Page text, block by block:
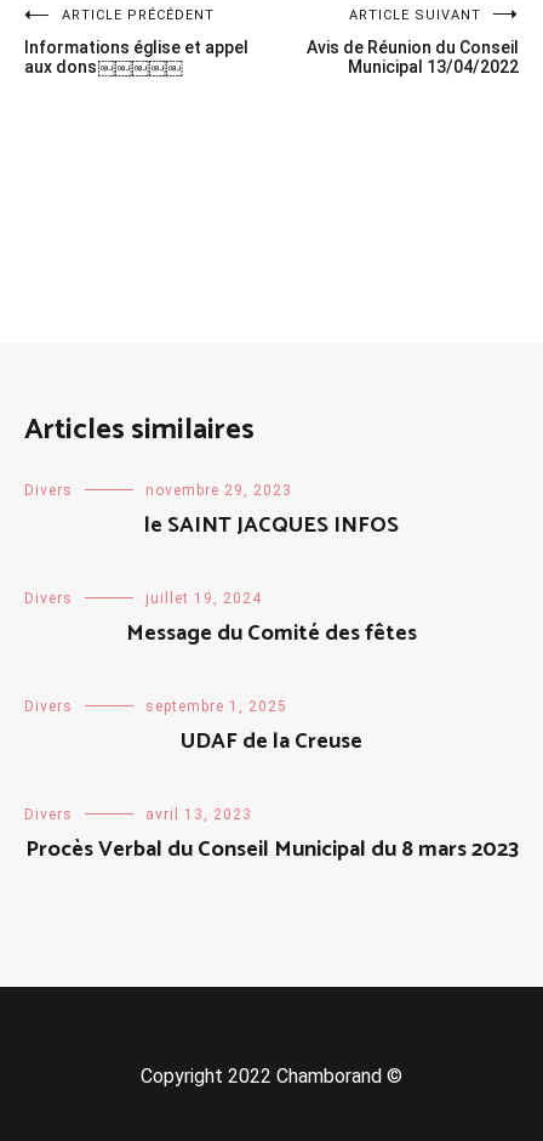
Navigation
de
ARTICLE PRÉCÉDENT
Informations église et appel
aux dons￼￼￼￼￼
ARTICLE SUIVANT
Avis de Réunion du Conseil
Municipal 13/04/2022
Articles similaires
Divers novembre 29, 2023
le SAINT JACQUES INFOS
Divers juillet 19, 2024
Message du Comité des fêtes
Divers septembre 1, 2025
UDAF de la Creuse
Divers avril 13, 2023
Procès Verbal du Conseil Municipal du 8 mars 2023
Copyright 2022 Chamborand ©